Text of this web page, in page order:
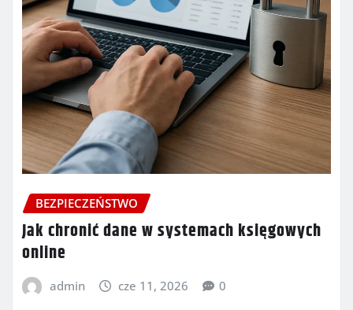
BEZPIECZEŃSTWO
Jak chronić dane w systemach księgowych
online
admin cze 11, 2026 0